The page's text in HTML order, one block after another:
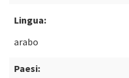
Lingua:
arabo
Paesi: